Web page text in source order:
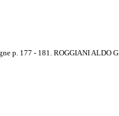
p. 177 - 181. ROGGIANI ALDO